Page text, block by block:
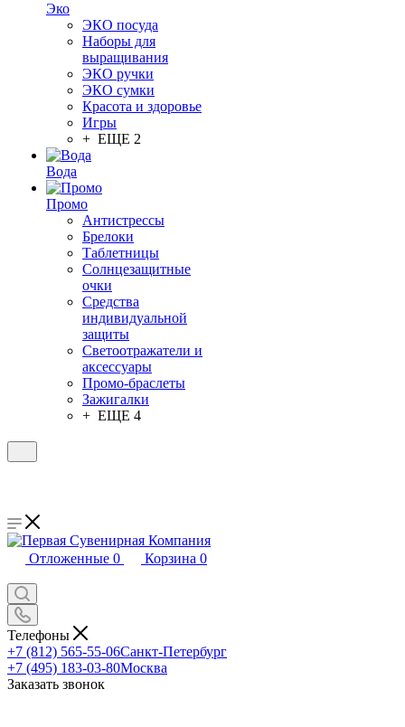
Эко
ЭКО посуда
Наборы для
выращивания
ЭКО ручки
ЭКО сумки
Красота и здоровье
Игры
+ ЕЩЕ 2
Вода
Промо
Антистрессы
Брелоки
Таблетницы
Солнцезащитные
очки
Средства
индивидуальной
защиты
Светоотражатели и
аксессуары
Промо-браслеты
Зажигалки
+ ЕЩЕ 4
Отложенные 0 Корзина 0
Телефоны
+7 (812) 565-55-06Санкт-Петербург
+7 (495) 183-03-80Москва
Заказать звонок